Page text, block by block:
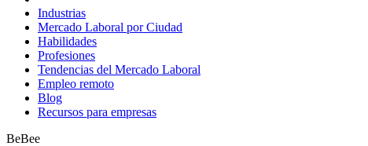
Industrias
Mercado Laboral por Ciudad
Habilidades
Profesiones
Tendencias del Mercado Laboral
Empleo remoto
Blog
Recursos para empresas
BeBee